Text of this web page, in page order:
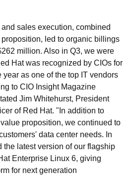
sales execution, combined
led to organic billings
million. Also in Q3, we were
Hat was recognized by CIOs for
as one of the top IT vendors
to CIO Insight Magazine
Jim Whitehurst, President
of Red Hat. "In addition to
proposition, we continued to
data center needs. In
the latest version of our flagship
Enterprise Linux 6, giving
for next generation